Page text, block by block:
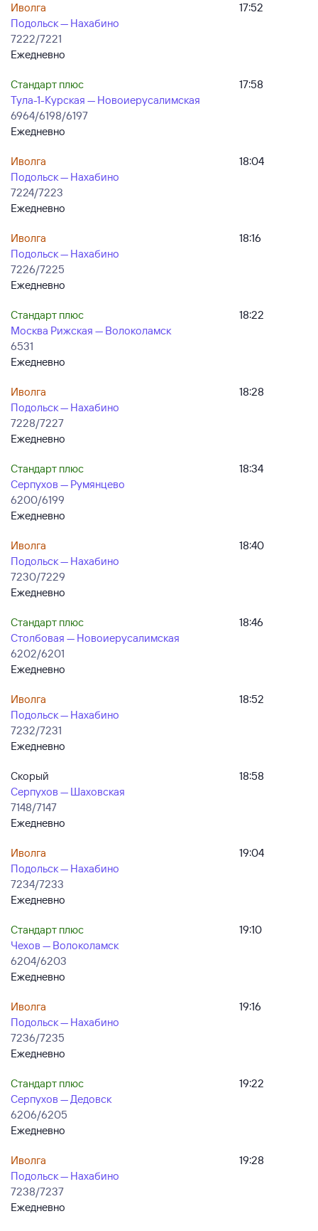
Иволга
Подольск — Нахабино
7222/7221
Ежедневно
17:52
Стандарт плюс
Тула-1-Курская — Новоиерусалимская
6964/6198/6197
Ежедневно
17:58
Иволга
Подольск — Нахабино
7224/7223
Ежедневно
18:04
Иволга
Подольск — Нахабино
7226/7225
Ежедневно
18:16
Стандарт плюс
Москва Рижская — Волоколамск
6531
Ежедневно
18:22
Иволга
Подольск — Нахабино
7228/7227
Ежедневно
18:28
Стандарт плюс
Серпухов — Румянцево
6200/6199
Ежедневно
18:34
Иволга
Подольск — Нахабино
7230/7229
Ежедневно
18:40
Стандарт плюс
Столбовая — Новоиерусалимская
6202/6201
Ежедневно
18:46
Иволга
Подольск — Нахабино
7232/7231
Ежедневно
18:52
Скорый
Серпухов — Шаховская
7148/7147
Ежедневно
18:58
Иволга
Подольск — Нахабино
7234/7233
Ежедневно
19:04
Стандарт плюс
Чехов — Волоколамск
6204/6203
Ежедневно
19:10
Иволга
Подольск — Нахабино
7236/7235
Ежедневно
19:16
Стандарт плюс
Серпухов — Дедовск
6206/6205
Ежедневно
19:22
Иволга
Подольск — Нахабино
7238/7237
Ежедневно
19:28